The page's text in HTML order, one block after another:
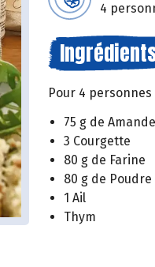
4
Pour 4 personnes
75 g de
3 Courgette
80 g de Farine
80 g de
1 Ail
Thym